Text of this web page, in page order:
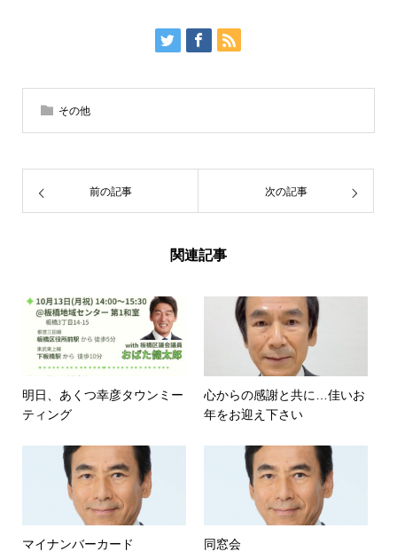
その他
前の記事 次の記事
関連記事
明日、あくつ幸彦タウンミー
ティング
心からの感謝と共に…佳いお
年をお迎え下さい
マイナンバーカード 同窓会